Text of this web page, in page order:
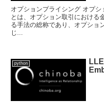
オプションプライシング オプシ
とは、オプション取引における
る手法の総称であり、オプショ
じ...
python